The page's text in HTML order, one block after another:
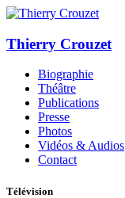
Thierry Crouzet
Biographie
Théâtre
Publications
Presse
Photos
Vidéos & Audios
Contact
Télévision